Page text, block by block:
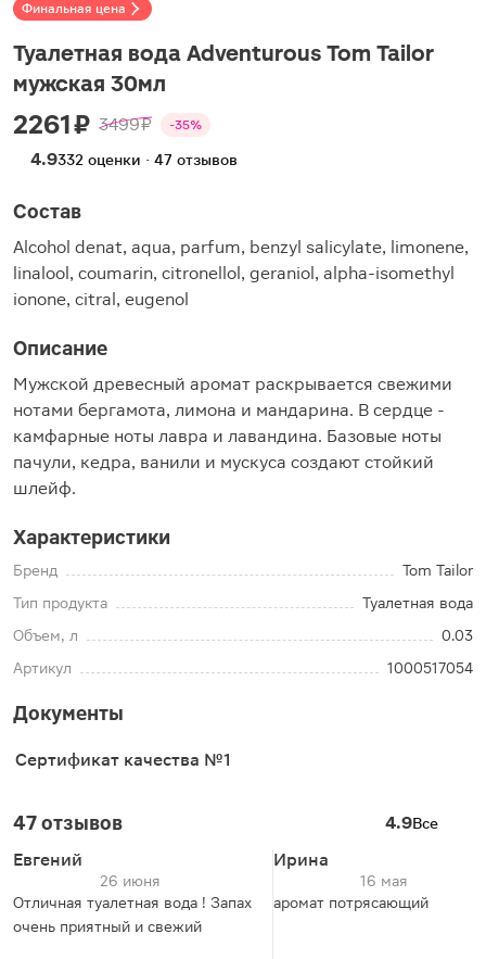
Финальная цена
Туалетная вода Adventurous Tom Tailor
мужская 30мл
2261 ₽ 3499 ₽ -35%
4.9332 оценки · 47 отзывов
Состав
Alcohol denat, aqua, parfum, benzyl salicylate, limonene,
linalool, coumarin, citronellol, geraniol, alpha-isomethyl
ionone, citral, eugenol
Описание
Мужской древесный аромат раскрывается свежими
нотами бергамота, лимона и мандарина. В сердце -
камфарные ноты лавра и лавандина. Базовые ноты
пачули, кедра, ванили и мускуса создают стойкий
шлейф.
Характеристики
Бренд
Tom Tailor
Тип продукта
Туалетная вода
Объем, л
0.03
Артикул
1000517054
Документы
Сертификат качества №1
47 отзывов 4.9Все
Евгений
26 июня
Отличная туалетная вода ! Запах
очень приятный и свежий
Ирина
16 мая
аромат потрясающий